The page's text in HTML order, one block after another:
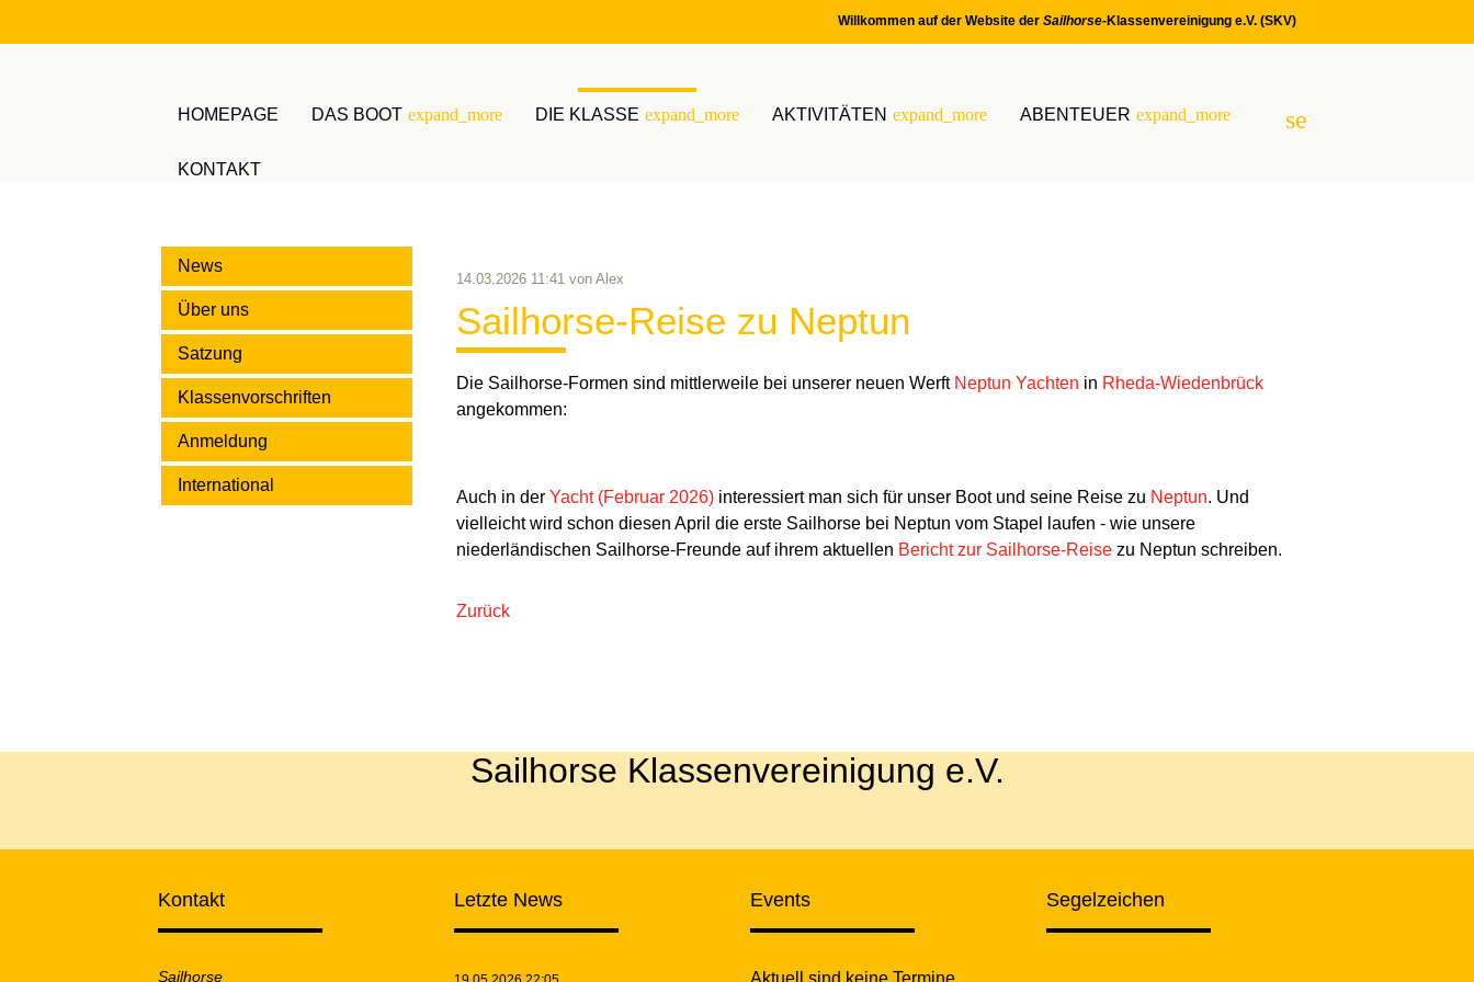
Willkommen auf der Website der Sailhorse-Klassenvereinigung e.V. (SKV)
HOMEPAGE DAS BOOT expand_more DIE KLASSE expand_more AKTIVITÄTEN expand_more ABENTEUER expand_more
KONTAKT
search
Suchbegriffe
14.03.2026 11:41von Alex
Sailhorse-Reise zu Neptun
Die Sailhorse-Formen sind mittlerweile bei unserer neuen Werft Neptun Yachten in Rheda-Wiedenbrück
angekommen:
Auch in der Yacht (Februar 2026)interessiert man sich für unser Boot und seine Reise zu Neptun. Und
vielleicht wird schon diesen April die erste Sailhorse bei Neptun vom Stapel laufen - wie unsere
niederländischen Sailhorse-Freunde auf ihrem aktuellen Bericht zur Sailhorse-Reisezu Neptun schreiben.
Zurück
News
Über uns
Satzung
Klassenvorschriften
Anmeldung
International
Sailhorse Klassenvereinigung e.V.
Kontakt
Sailhorse
Letzte News Events Segelzeichen